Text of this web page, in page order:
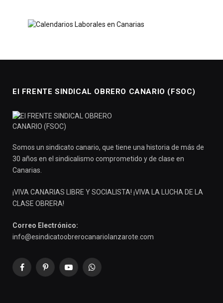
El FRENTE SINDICAL OBRERO CANARIO (FSOC)
Somos un sindicato canario, que tiene una historia de más de
30 años en el sindicalismo comprometido y de clase en
Canarias.
¡VIVA CANARIAS LIBRE Y SOCIALISTA! ¡VIVA LA LUCHA DE LA
CLASE OBRERA!
Correo Electrónico:
info@esindicatoobrerocanariolanzarote.com
FacebookPinterestYouTubeWhatsApp